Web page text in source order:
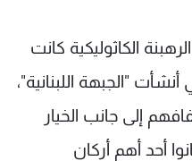
الكاثوليكية كانت
أنشأت "الجبهة اللبنانية"،
إلى جانب الخيار
أحد أهم أركان